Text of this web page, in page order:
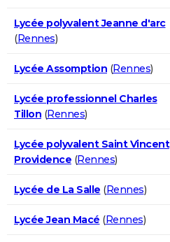
Lycée polyvalent Jeanne d'arc
(Rennes)
Lycée Assomption (Rennes)
Lycée professionnel Charles
Tillon (Rennes)
Lycée polyvalent Saint Vincent
Providence (Rennes)
Lycée de La Salle (Rennes)
Lycée Jean Macé (Rennes)